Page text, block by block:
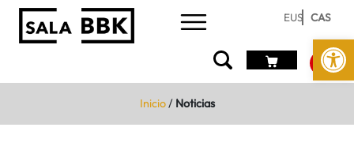
Abrir
EUS CAS
Inicio/ Noticias